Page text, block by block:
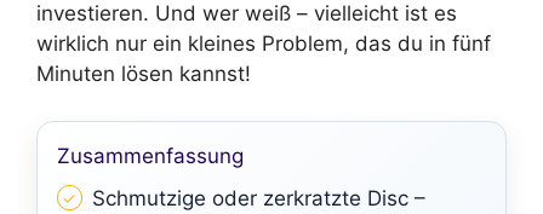
investieren. Und wer weiß – vielleicht ist es
wirklich nur ein kleines Problem, das du in fünf
Minuten lösen kannst!
Zusammenfassung
Schmutzige oder zerkratzte Disc –